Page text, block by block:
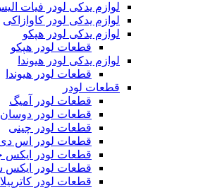
لوازم یدکی لودر فیات الیس
لوازم یدکی لودر کاوازاکی
لوازم یدکی لودر هپکو
قطعات لودر هپکو
لوازم یدکی لودر هیوندا
قطعات لودر هیوندا
قطعات لودر
قطعات لودر آمیگ
قطعات لودر دوسان
قطعات لودر چینی
قطعات لودر اس دی ال جی
قطعات لودر ایکس جی ام ای
قطعات لودر ایکس سی ام جی xcmg
قطعات لودر کاترپیلار